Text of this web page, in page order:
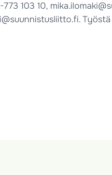
103 10,